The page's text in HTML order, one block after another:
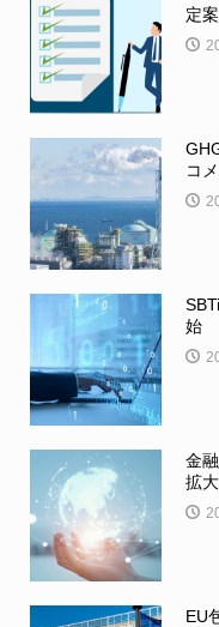
定
コ
始
金
拡
EU